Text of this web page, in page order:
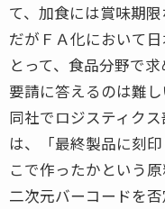
て、加食には賞味期限
だがＦＡ化において
とって、食品分野で
要請に答えるのは難し
同社でロジスティク
は、「最終製品に刻
こで作ったかという
二次元バーコードを